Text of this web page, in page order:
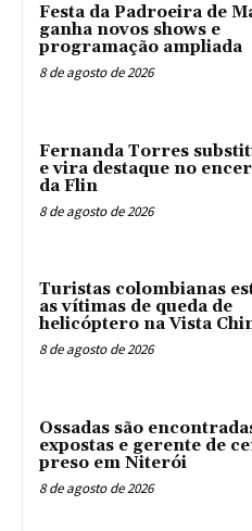
Festa da Padroeira de
ganha novos shows e
programação ampliada
8 de agosto de 2026
Fernanda Torres
e vira destaque no
da Flin
8 de agosto de 2026
Turistas colombianas
as vítimas de queda de
helicóptero na Vista
8 de agosto de 2026
Ossadas são
expostas e gerente de
preso em Niterói
8 de agosto de 2026